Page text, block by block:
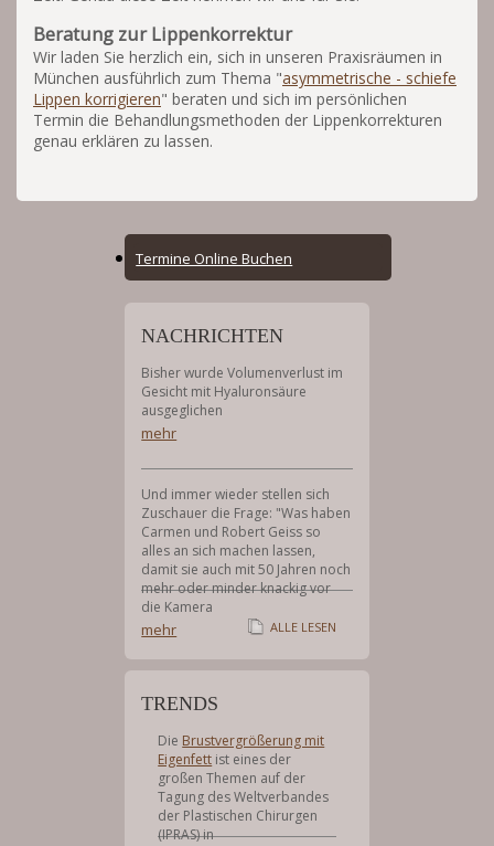
Online
Menu
Termine Online Buchen
NACHRICHTEN
Bisher wurde Volumenverlust im
Gesicht mit Hyaluronsäure
ausgeglichen
mehr
Und immer wieder stellen sich
Zuschauer die Frage: "Was haben
Carmen und Robert Geiss so
alles an sich machen lassen,
damit sie auch mit 50 Jahren noch
mehr oder minder knackig vor
die Kamera
mehr ALLE LESEN
TRENDS
Die Brustvergrößerung mit
Eigenfett ist eines der
großen Themen auf der
Tagung des Weltverbandes
der Plastischen Chirurgen
(IPRAS) in
Beratung zur Lippenkorrektur
Wir laden Sie herzlich ein, sich in unseren Praxisräumen in
München ausführlich zum Thema "asymmetrische - schiefe
Lippen korrigieren" beraten und sich im persönlichen
Termin die Behandlungsmethoden der Lippenkorrekturen
genau erklären zu lassen.